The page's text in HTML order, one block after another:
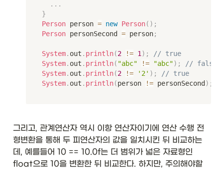
. . .
}
Person person = new Person( ) ;
Person personSecond = person;
System. out . println(2 != 1 ) ;
// true
System. out . println( "abc" != "abc") ;
// false
System. out . println(2 != '2' ) ;
// true
System. out . println(person != personSecond) ;
그리고, 관계연산자 역시 이항 연산자이기에 연산 수행 전
형변환을 통해 두 피연산자의 값을 일치시킨 뒤 비교하는
데, 예를들어 10 == 10.0f는 더 범위가 넓은 자료형인
float으로 10을 변환한 뒤 비교한다. 하지만, 주의해야할